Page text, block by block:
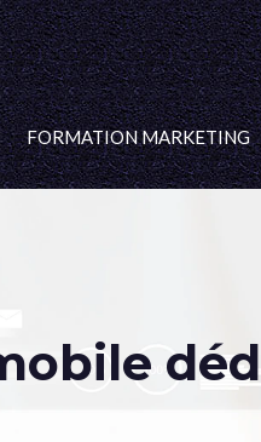
FORMATION MARKETING